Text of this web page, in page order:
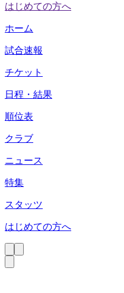
はじめての方へ
ホーム
試合速報
チケット
日程・結果
順位表
クラブ
ニュース
特集
スタッツ
はじめての方へ